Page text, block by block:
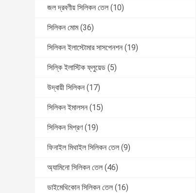
জল দ্রবণীয় সিলিকন তেল (10)
সিলিকন মোম (36)
সিলিকন ইলাস্টোমার সাসপেনশন (19)
সিল্কি ইলাস্টিক ফ্লুয়েড (5)
উদ্বায়ী সিলিকন (17)
সিলিকন ইমালসন (15)
সিলিকন মিশ্রণ (19)
ফিনাইল মিথাইল সিলিকন তেল (9)
অ্যামিনো সিলিকন তেল (46)
ডাইমেথিকোন সিলিকন তেল (16)